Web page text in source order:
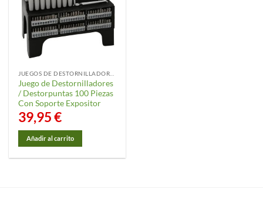
Juego de Destornilladores
/ Destorpuntas 100 Piezas
Con Soporte Expositor
39,95€
Añadir al carrito